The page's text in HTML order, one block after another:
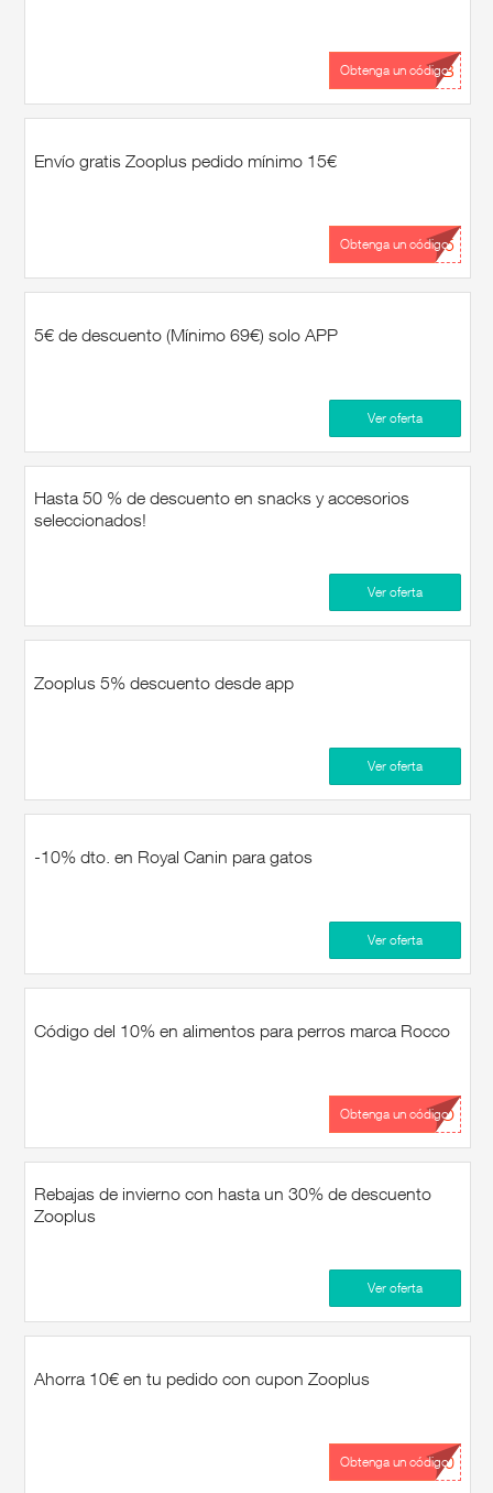
...EB
Obtenga un código
Envío gratis Zooplus pedido mínimo 15€
...15
Obtenga un código
5€ de descuento (Mínimo 69€) solo APP
Ver oferta
Hasta 50 % de descuento en snacks y accesorios
seleccionados!
Ver oferta
Zooplus 5% descuento desde app
Ver oferta
-10% dto. en Royal Canin para gatos
Ver oferta
Código del 10% en alimentos para perros marca Rocco
...CO
Obtenga un código
Rebajas de invierno con hasta un 30% de descuento
Zooplus
Ver oferta
Ahorra 10€ en tu pedido con cupon Zooplus
...10
Obtenga un código